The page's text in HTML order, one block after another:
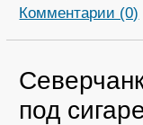
Комментарии (0)
под